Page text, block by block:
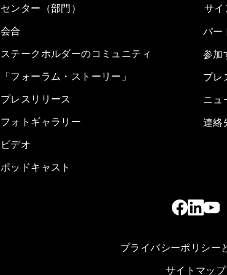
センター（部門）
会合
ステークホルダーのコミュニティ
「フォーラム・ストーリー」
プレスリリース
フォトギャラリー
ビデオ
ポッドキャスト
サイ
パー
参加
プレ
ニュ
連絡
プライバシーポリシー
サイトマップ